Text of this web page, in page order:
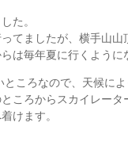
た。
てましたが、横手山山
は毎年夏に行くように
ころなので、天候に
ころからスカイレー
けます。